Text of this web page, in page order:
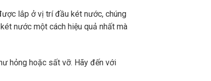
lắp ở vị trí đầu két nước, chúng
nước một cách hiệu quả nhất mà
hỏng hoặc sất vỡ. Hãy đến với